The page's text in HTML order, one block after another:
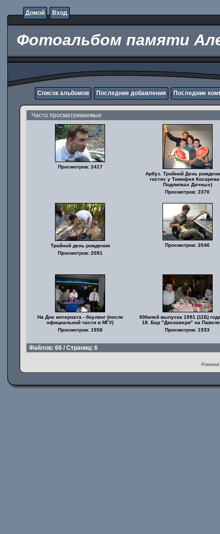
Домой Вход
Фотоальбом памяти
Список альбомов Последние добавления Последние
Часто просматриваемые
Просмотров: 2417
Арбуз. Тройной День
гостях у Тимофея Косарева
Подлипках Дачных)
Просмотров: 2370
Тройной день рождения
Просмотров: 2091
Просмотров: 2046
На Дне интерната - боулинг (после
официальной части в МГУ)
Просмотров: 1958
Юбилей выпуска 1991 (11Б)
18. Бар "Дискавери" на
Просмотров: 1933
Файлов: 66 / Страниц: 6